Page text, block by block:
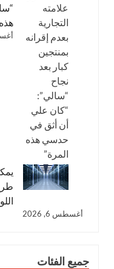
أغسطس 6, 2026
جميع الفئات